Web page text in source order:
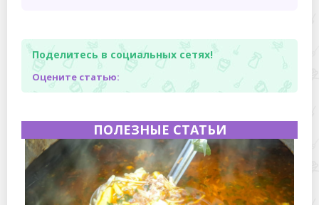
Поделитесь в социальных сетях!
Оцените статью:
ПОЛЕЗНЫЕ СТАТЬИ